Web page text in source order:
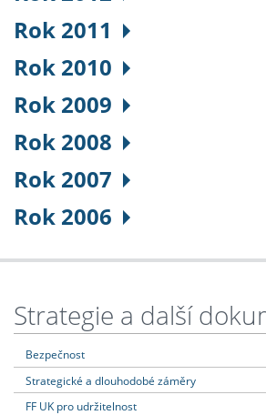
Rok 2011
Rok 2010
Rok 2009
Rok 2008
Rok 2007
Rok 2006
Strategie a další
Bezpečnost
Strategické a dlouhodobé záměry
FF UK pro udržitelnost